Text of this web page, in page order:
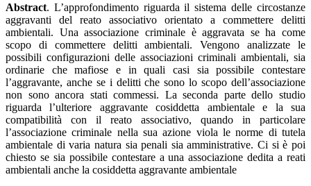
Abstract. L’approfondimento riguarda il sistema delle circostanze
aggravanti del reato associativo orientato a commettere delitti
ambientali. Una associazione criminale è aggravata se ha come
scopo di commettere delitti ambientali. Vengono analizzate le
possibili configurazioni delle associazioni criminali ambientali, sia
ordinarie che mafiose e in quali casi sia possibile contestare
l’aggravante, anche se i delitti che sono lo scopo dell’associazione
non sono ancora stati commessi. La seconda parte dello studio
riguarda l’ulteriore aggravante cosiddetta ambientale e la sua
compatibilità con il reato associativo, quando in particolare
l’associazione criminale nella sua azione viola le norme di tutela
ambientale di varia natura sia penali sia amministrative. Ci si è poi
chiesto se sia possibile contestare a una associazione dedita a reati
ambientali anche la cosiddetta aggravante ambientale